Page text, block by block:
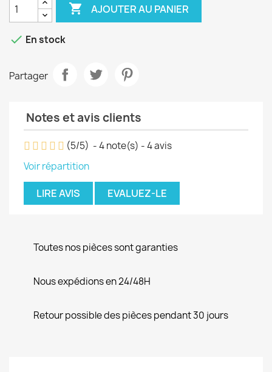
 AJOUTER AU PANIER
 En stock
Partager
Notes et avis clients
(5/5) -4note(s) -4avis
Voir répartition
LIRE AVIS EVALUEZ-LE
Toutes nos pièces sont garanties
Nous expédions en 24/48H
Retour possible des pièces pendant 30 jours